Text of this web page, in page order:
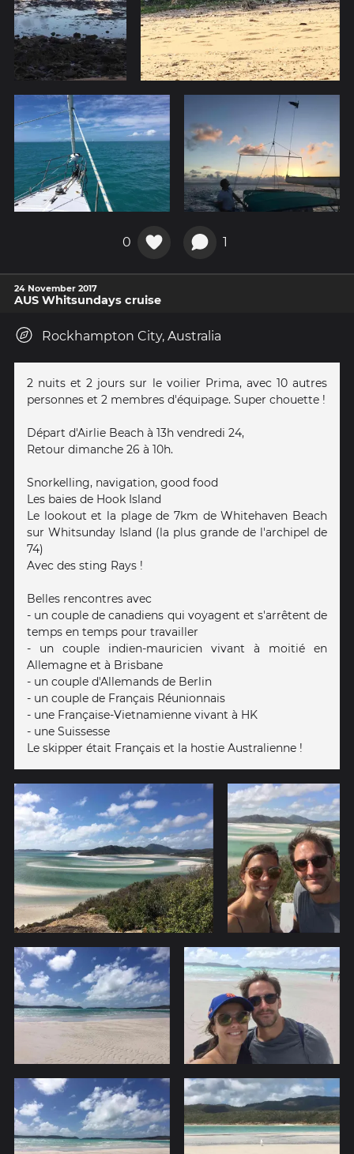
0 1
24 November 2017
AUS Whitsundays cruise
Rockhampton City, Australia
2 nuits et 2 jours sur le voilier Prima, avec 10 autres
personnes et 2 membres d'équipage. Super chouette !
Départ d'Airlie Beach à 13h vendredi 24,
Retour dimanche 26 à 10h.
Snorkelling, navigation, good food
Les baies de Hook Island
Le lookout et la plage de 7km de Whitehaven Beach
sur Whitsunday Island (la plus grande de l'archipel de
74)
Avec des sting Rays !
Belles rencontres avec
- un couple de canadiens qui voyagent et s'arrêtent de
temps en temps pour travailler
- un couple indien-mauricien vivant à moitié en
Allemagne et à Brisbane
- un couple d'Allemands de Berlin
- un couple de Français Réunionnais
- une Française-Vietnamienne vivant à HK
- une Suissesse
Le skipper était Français et la hostie Australienne !